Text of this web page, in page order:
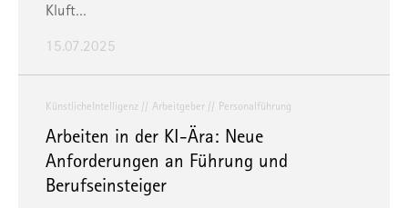
Kluft…
15.07.2025
KünstlicheIntelligenz Arbeitgeber Personalführung
Arbeiten in der KI-Ära: Neue
Anforderungen an Führung und
Berufseinsteiger